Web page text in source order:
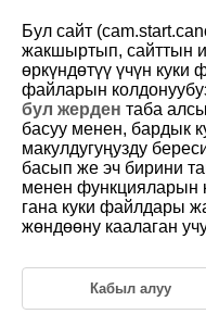
D180-188
Changing or
Settings
To change or delete the
connection first.
Select [ :Wi-
Бул сайт
жакшыртып, сайттын
өркүндөтүү үчүн куки
файларын
бул жерден таба
басуу менен, бардык
макулдугуңузду
басып же эч бирини
менен функцияларын
гана куки файлдары
жөндөөну каалаган
Кабыл алуу